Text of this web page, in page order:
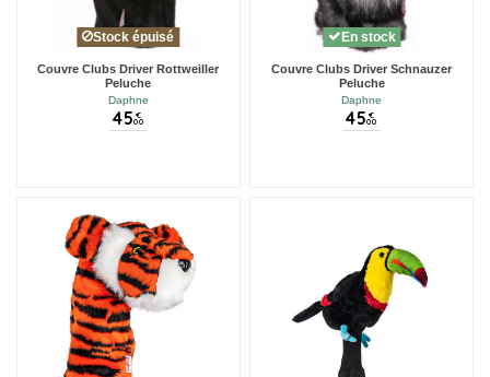
Stock épuisé
Couvre Clubs Driver Rottweiller
Peluche
Daphne
45 €
00
En stock
Couvre Clubs Driver Schnauzer
Peluche
Daphne
45 €
00